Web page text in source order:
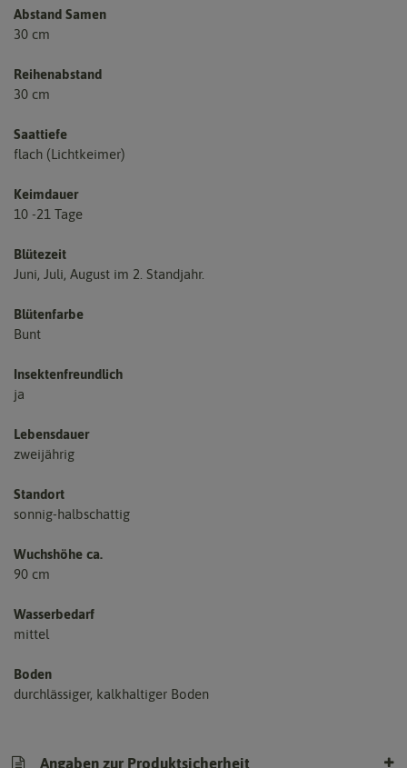
Abstand Samen
30 cm
Reihenabstand
30 cm
Saattiefe
flach (Lichtkeimer)
Keimdauer
10 -21 Tage
Blütezeit
Juni, Juli, August im 2. Standjahr.
Blütenfarbe
Bunt
Insektenfreundlich
ja
Lebensdauer
zweijährig
Standort
sonnig-halbschattig
Wuchshöhe ca.
90 cm
Wasserbedarf
mittel
Boden
durchlässiger, kalkhaltiger Boden
Angaben zur Produktsicherheit